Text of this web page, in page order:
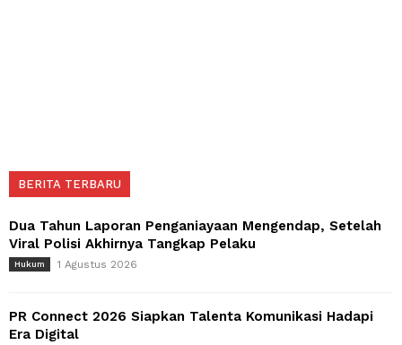
BERITA TERBARU
Dua Tahun Laporan Penganiayaan Mengendap, Setelah
Viral Polisi Akhirnya Tangkap Pelaku
Hukum 1 Agustus 2026
PR Connect 2026 Siapkan Talenta Komunikasi Hadapi
Era Digital